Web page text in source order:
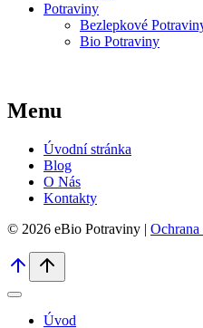
Potraviny
Bezlepkové
Bio Potraviny
Menu
Úvodní stránka
Blog
O Nás
Kontakty
© 2026 eBio Potraviny |
Úvod